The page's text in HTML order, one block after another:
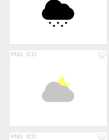
PNG ICO
PNG ICO